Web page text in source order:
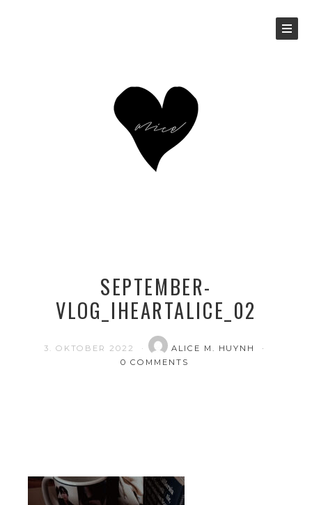
SEPTEMBER-
VLOG_IHEARTALICE_02
3. OKTOBER 2022
ALICE M. HUYNH
0 COMMENTS